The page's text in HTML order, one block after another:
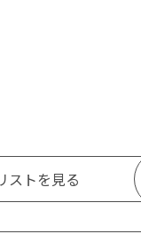
ストを見る